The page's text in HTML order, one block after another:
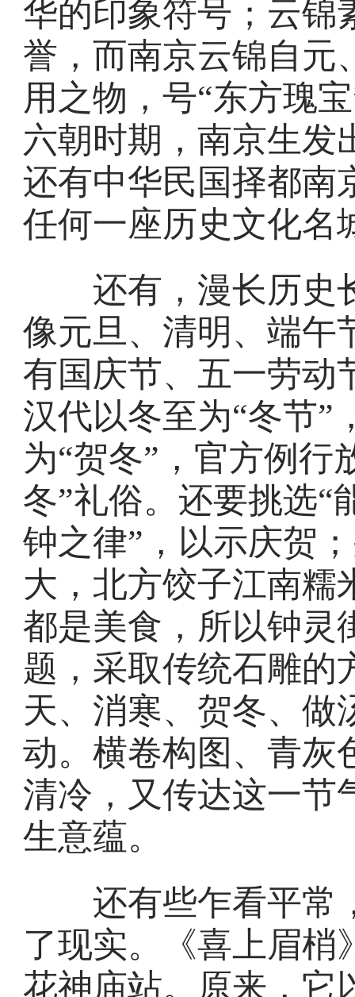
华的印象符号；云锦
誉，而南京云锦自元
用之物，号“东方瑰
六朝时期，南京生发
还有中华民国择都南
任何一座历史文化名
还有，漫长历史
像元旦、清明、端午
有国庆节、五一劳动
汉代以冬至为“冬节”
为“贺冬”，官方例行
冬”礼俗。还要挑选“
钟之律”，以示庆贺
大，北方饺子江南糯
都是美食，所以钟灵
题，采取传统石雕的
天、消寒、贺冬、做
动。横卷构图、青灰
清冷，又传达这一节
生意蕴。
还有些乍看平常
了现实。《喜上眉梢
花神庙站。原来，它